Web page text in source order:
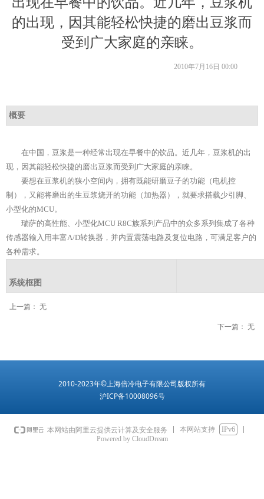
的出现，因其能轻松快捷的磨出豆浆而
受到广大家庭的亲睐。
概要
在中国，豆浆是一种经常出现在早餐中的饮品。近几年，豆浆机的出
现，因其能轻松快捷的磨出豆浆而受到广大家庭的亲睐。
要想在豆浆机的狭小空间内，拥有既能研磨豆子的功能（电机控
制），又能将磨出的生豆浆烧开的功能（加热器），就要求搭载少引脚、
小型化的MCU。
瑞萨的高性能、小型化MCU R8C族系列产品中的众多系列集成了各种
传感器输入用丰富A/D转换器，并内置震荡电路及复位电路，可满足客户的
各种需求。
系统框图
2010年7月16日 00:00
上一篇： 无
下一篇： 无
2010-2023年©上海倍冷电子有限公司版权所有
沪ICP备10008096号
本网站由阿里云提供云计算及安全服务 本网站支持
IPv6
Powered by CloudDream